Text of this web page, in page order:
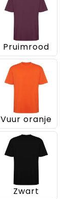
Pruimrood
Vuur oranje
Zwart